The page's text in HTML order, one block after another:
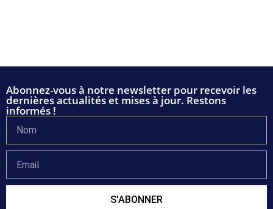
Abonnez-vous à notre newsletter pour recevoir les
dernières actualités et mises à jour. Restons
informés !
S'ABONNER